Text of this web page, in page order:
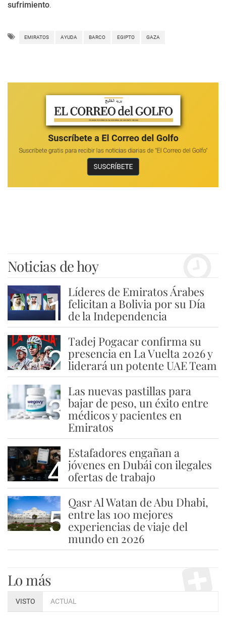
sufrimiento.
EMIRATOS AYUDA BARCO EGIPTO GAZA
Noticias de hoy
1
Líderes de Emiratos Árabes
felicitan a Bolivia por su Día
de la Independencia
2
Tadej Pogacar confirma su
presencia en La Vuelta 2026 y
liderará un potente UAE Team
3
Las nuevas pastillas para
bajar de peso, un éxito entre
médicos y pacientes en
Emiratos
4
Estafadores engañan a
jóvenes en Dubái con ilegales
ofertas de trabajo
5
Qasr Al Watan de Abu Dhabi,
entre las 100 mejores
experiencias de viaje del
mundo en 2026
Lo más
VISTO ACTUAL